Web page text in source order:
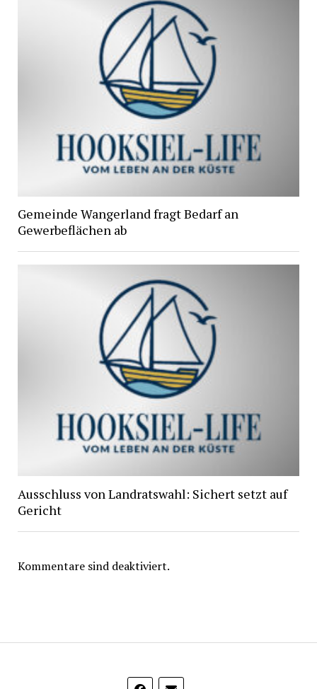
Gemeinde Wangerland fragt Bedarf an
Gewerbeflächen ab
Ausschluss von Landratswahl: Sichert setzt auf
Gericht
Kommentare sind deaktiviert.